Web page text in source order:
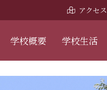
アクセス
学校概要 学校生活